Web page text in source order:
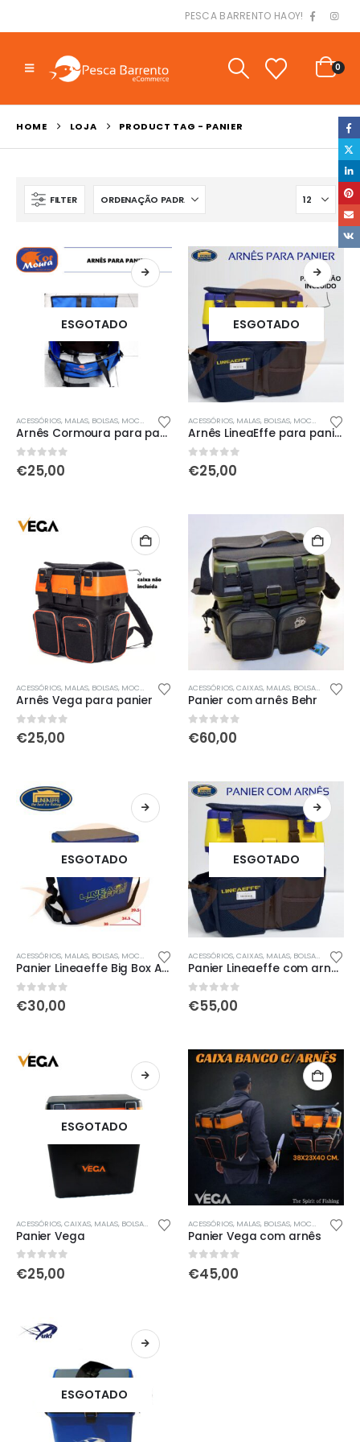
PESCA BARRENTO HAOY!
0
HOME LOJA PRODUCT TAG - PANIER
FILTER
ESGOTADO
ACESSÓRIOS, MALAS, BOLSAS, MOCHILAS & SACOS
Arnês Cormoura para panier
0out of 5
€25,00
ESGOTADO
ACESSÓRIOS, MALAS, BOLSAS, MOCHILAS & SACOS
Arnês LineaEffe para panier
0out of 5
€25,00
ACESSÓRIOS, MALAS, BOLSAS, MOCHILAS & SACOS
Arnês Vega para panier
0out of 5
€25,00
ACESSÓRIOS,CAIXAS, MALAS, BOLSAS, MOCHILAS & SACOS
Panier com arnês Behr
0out of 5
€60,00
ESGOTADO
ACESSÓRIOS, MALAS, BOLSAS, MOCHILAS & SACOS ,NOVIDADES,ÚLTIMAS ENTRADAS
Panier Lineaeffe Big Box Azul
0out of 5
€30,00
ESGOTADO
ACESSÓRIOS,CAIXAS, MALAS, BOLSAS, MOCHILAS & SACOS
Panier Lineaeffe com arnês
0out of 5
€55,00
ESGOTADO
ACESSÓRIOS,CAIXAS, MALAS, BOLSAS, MOCHILAS & SACOS
Panier Vega
0out of 5
€25,00
ACESSÓRIOS, MALAS, BOLSAS, MOCHILAS & SACOS
Panier Vega com arnês
0out of 5
€45,00
ESGOTADO